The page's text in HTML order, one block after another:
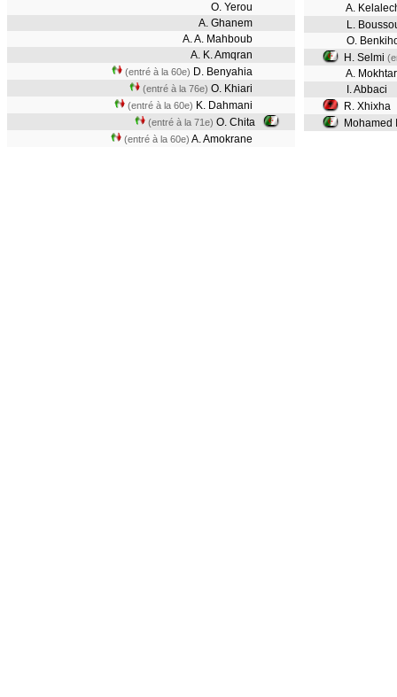
O. Yerou
A. Ghanem
A. A. Mahboub
A. K. Amqran
(entré à la 60e) D. Benyahia
(entré à la 76e) O. Khiari
(entré à la 60e) K. Dahmani
(entré à la 71e) O. Chita
(entré à la 60e) A. Amokrane
A.
L.
O.
H. Selmi
A. Mokhtar
I. Abbaci
R. Xhixha
Mohamed